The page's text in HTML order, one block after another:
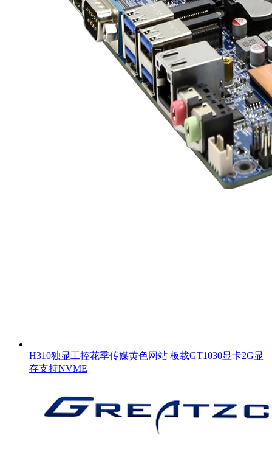
H310独显工控花季传媒黄色网站 板载GT1030显卡2G显
存支持NVME